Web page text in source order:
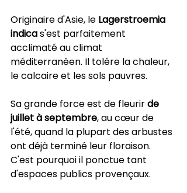
Originaire d'Asie, le Lagerstroemia
indica s'est parfaitement
acclimaté au climat
méditerranéen. Il tolère la chaleur,
le calcaire et les sols pauvres.
Sa grande force est de fleurir de
juillet à septembre, au cœur de
l'été, quand la plupart des arbustes
ont déjà terminé leur floraison.
C'est pourquoi il ponctue tant
d'espaces publics provençaux.